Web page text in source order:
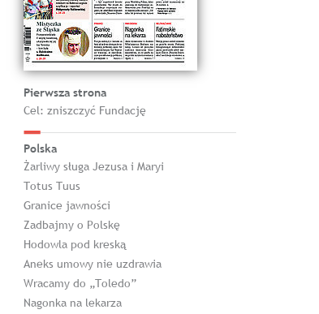
Pierwsza strona
Cel: zniszczyć Fundację
Polska
Żarliwy sługa Jezusa i Maryi
Totus Tuus
Granice jawności
Zadbajmy o Polskę
Hodowla pod kreską
Aneks umowy nie uzdrawia
Wracamy do „Toledo”
Nagonka na lekarza